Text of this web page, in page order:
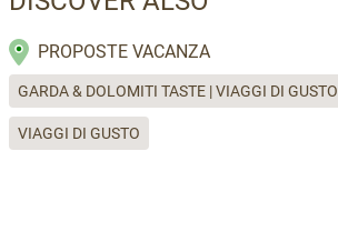
PROPOSTE VACANZA
GARDA & DOLOMITI TASTE | VIAGGI DI GUSTO
VIAGGI DI GUSTO